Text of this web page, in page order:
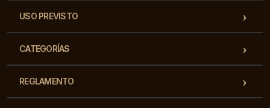
USO PREVISTO
CATEGORÍAS
REGLAMENTO